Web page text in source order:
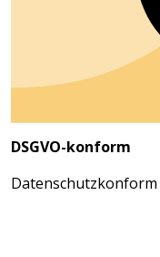
DSGVO-konform